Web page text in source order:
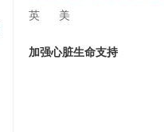
英 美
加强心脏生命支持